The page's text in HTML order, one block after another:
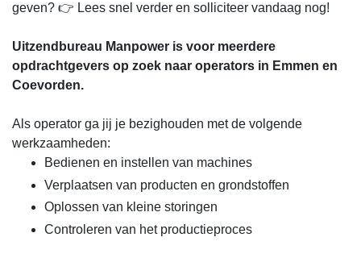
geven? 👉 Lees snel verder en solliciteer vandaag nog!
Uitzendbureau Manpower is voor meerdere
opdrachtgevers op zoek naar operators in Emmen en
Coevorden.
Als operator ga jij je bezighouden met de volgende
werkzaamheden:
Bedienen en instellen van machines
Verplaatsen van producten en grondstoffen
Oplossen van kleine storingen
Controleren van het productieproces